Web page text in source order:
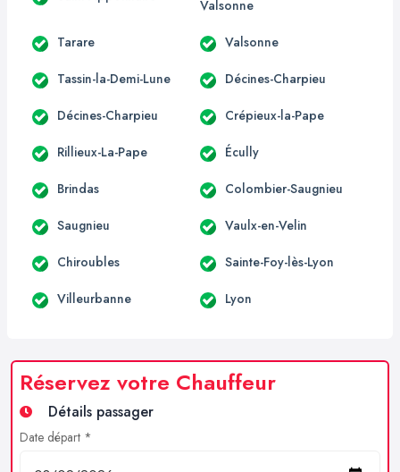
Valsonne
Tarare Valsonne
Tassin-la-Demi-Lune Décines-Charpieu
Décines-Charpieu Crépieux-la-Pape
Rillieux-La-Pape Écully
Brindas Colombier-Saugnieu
Saugnieu Vaulx-en-Velin
Chiroubles Sainte-Foy-lès-Lyon
Villeurbanne Lyon
Réservez votre Chauffeur
Détails passager
Date départ *